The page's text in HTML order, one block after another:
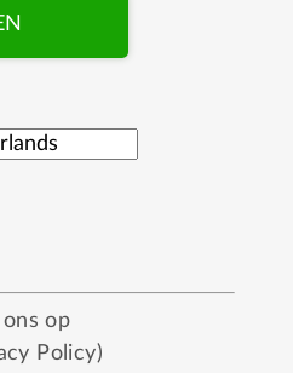
op
Policy)